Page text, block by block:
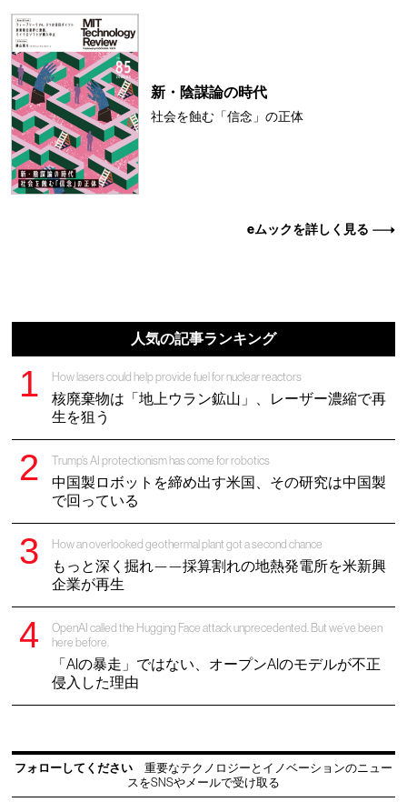
新・陰謀論の時代
社会を蝕む「信念」の正体
eムックを詳しく見る
人気の記事ランキング
How lasers could help provide fuel for nuclear reactors
核廃棄物は「地上ウラン鉱山」、レーザー濃縮で再
生を狙う
Trump’s AI protectionism has come for robotics
中国製ロボットを締め出す米国、その研究は中国製
で回っている
How an overlooked geothermal plant got a second chance
もっと深く掘れ——採算割れの地熱発電所を米新興
企業が再生
OpenAI called the Hugging Face attack unprecedented. But we’ve been
here before.
「AIの暴走」ではない、オープンAIのモデルが不正
侵入した理由
フォローしてください
重要なテクノロジーとイノベーションのニュー
スをSNSやメールで受け取る